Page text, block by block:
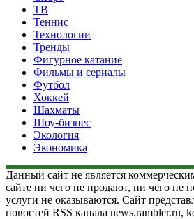
ТВ
Теннис
Технологии
Тренды
Фигурное катание
Фильмы и сериалы
Футбол
Хоккей
Шахматы
Шоу-бизнес
Экология
Экономика
Данный сайт не является
сайте ни чего не продают, ни чего не
услуги не оказываются. Сайт
новостей RSS канала news.rambler.ru,